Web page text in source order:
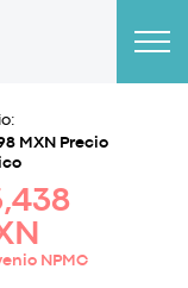
MXN Precio
NPMC